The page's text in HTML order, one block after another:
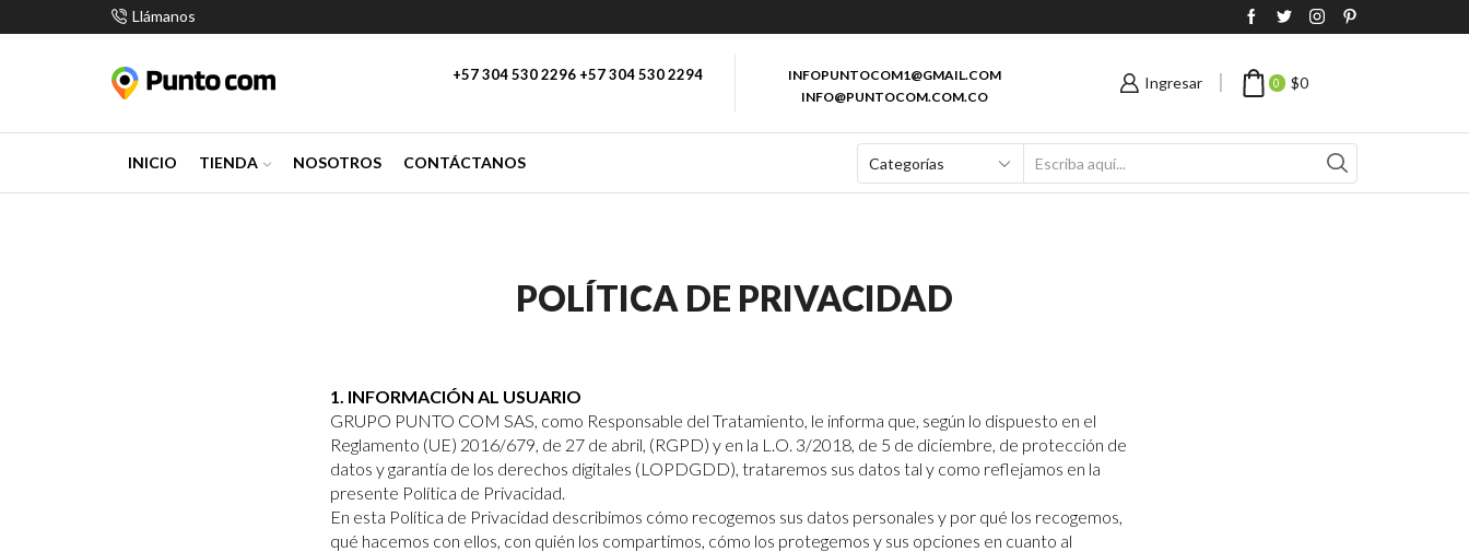
Llámanos
+57 304 530 2296 +57 304 530 2294
INFOPUNTOCOM1@GMAIL.COM
INFO@PUNTOCOM.COM.CO
Ingresar 0 $0
INICIO TIENDA NOSOTROS CONTÁCTANOS
POLÍTICA DE PRIVACIDAD
1. INFORMACIÓN AL USUARIO
GRUPO PUNTO COM SAS, como Responsable del Tratamiento, le informa que, según lo dispuesto en el
Reglamento (UE) 2016/679, de 27 de abril, (RGPD) y en la L.O. 3/2018, de 5 de diciembre, de protección de
datos y garantía de los derechos digitales (LOPDGDD), trataremos sus datos tal y como reflejamos en la
presente Política de Privacidad.
En esta Política de Privacidad describimos cómo recogemos sus datos personales y por qué los recogemos,
qué hacemos con ellos, con quién los compartimos, cómo los protegemos y sus opciones en cuanto al